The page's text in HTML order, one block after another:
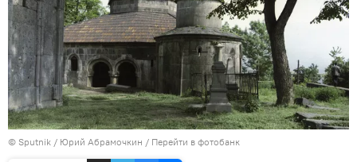
© Sputnik / Юрий Абрамочкин / Перейти в фотобанк